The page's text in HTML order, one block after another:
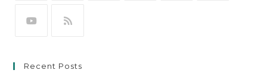
Recent Posts